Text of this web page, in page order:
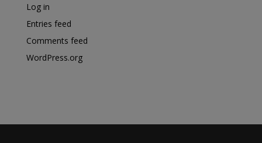
Log in
Entries feed
Comments feed
WordPress.org